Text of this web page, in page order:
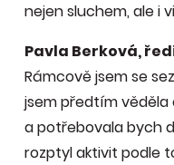
nejen sluchem, ale i
Pavla Berková,
Rámcově jsem se
jsem předtím věděla
a potřebovala bych
rozptyl aktivit podle